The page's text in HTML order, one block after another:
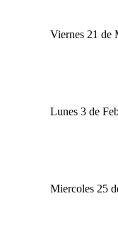
Viernes 21 de
Lunes 3 de
Miercoles 25